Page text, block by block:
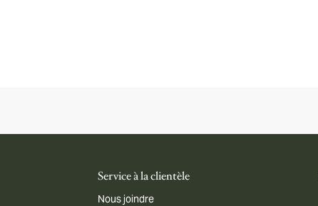
Service à la clientèle
Nous joindre